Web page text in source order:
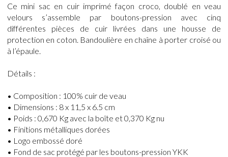
Ce mini sac en cuir imprimé façon croco, doublé en veau
velours s’assemble par boutons-pression avec cinq
différentes pièces de cuir livrées dans une housse de
protection en coton. Bandoulière en chaîne à porter croisé ou
à l’épaule.
Détails :
• Composition : 100% cuir de veau
• Dimensions : 8 x 11,5 x 6.5 cm
• Poids : 0,670 Kg avec la boîte et 0,370 Kg nu
• Finitions métalliques dorées
• Logo embossé doré
• Fond de sac protégé par les boutons-pression YKK